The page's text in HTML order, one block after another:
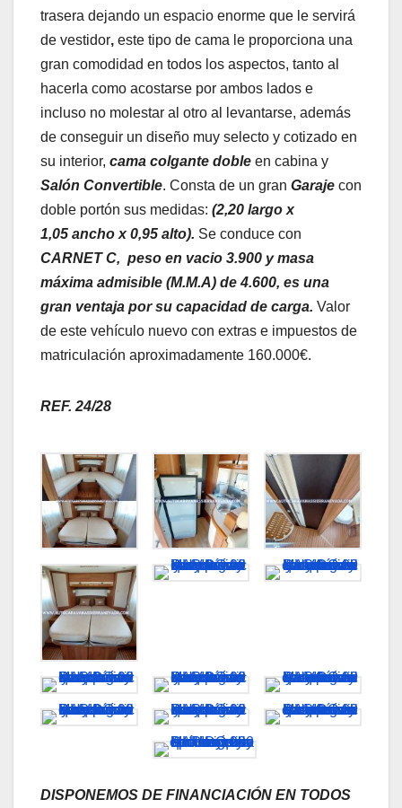
trasera dejando un espacio enorme que le servirá
de vestidor, este tipo de cama le proporciona una
gran comodidad en todos los aspectos, tanto al
hacerla como acostarse por ambos lados e
incluso no molestar al otro al levantarse, además
de conseguir un diseño muy selecto y cotizado en
su interior, cama colgante doble en cabina y
Salón Convertible. Consta de un gran Garaje con
doble portón sus medidas: (2,20 largo x
1,05 ancho x 0,95 alto). Se conduce con
CARNET C, peso en vacio 3.900 y masa
máxima admisible (M.M.A) de 4.600, es una
gran ventaja por su capacidad de carga. Valor
de este vehículo nuevo con extras e impuestos de
matriculación aproximadamente 160.000€.
REF. 24/28
DISPONEMOS DE FINANCIACIÓN EN TODOS